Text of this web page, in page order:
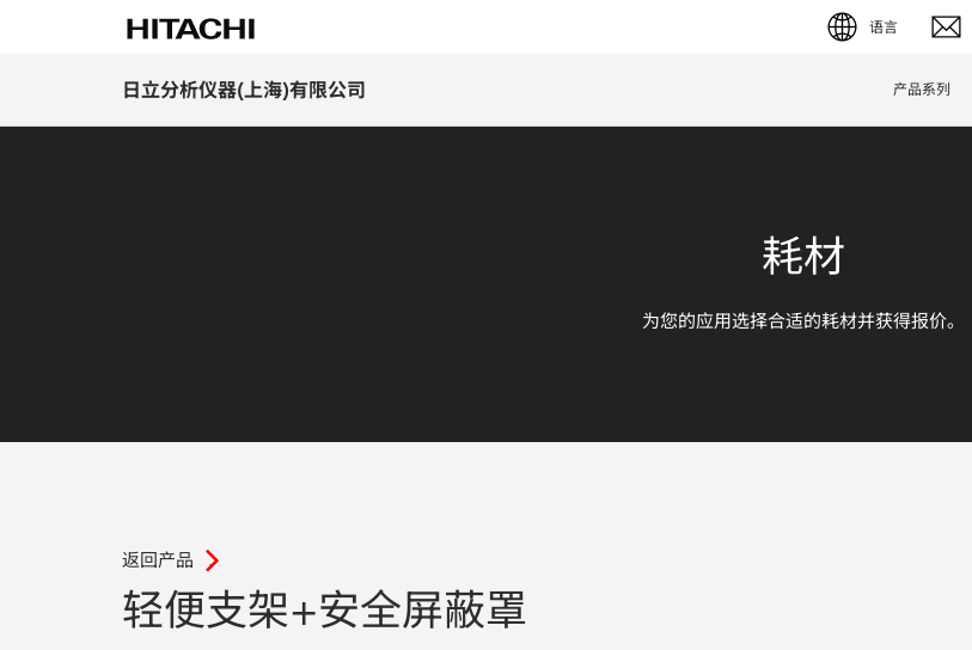
语言
English (EN)
日立分析仪器(上海)有限公司 产品系列
耗材
为您的应用选择合适的耗材并获得报价。
返回产品 .
轻便支架+安全屏蔽罩